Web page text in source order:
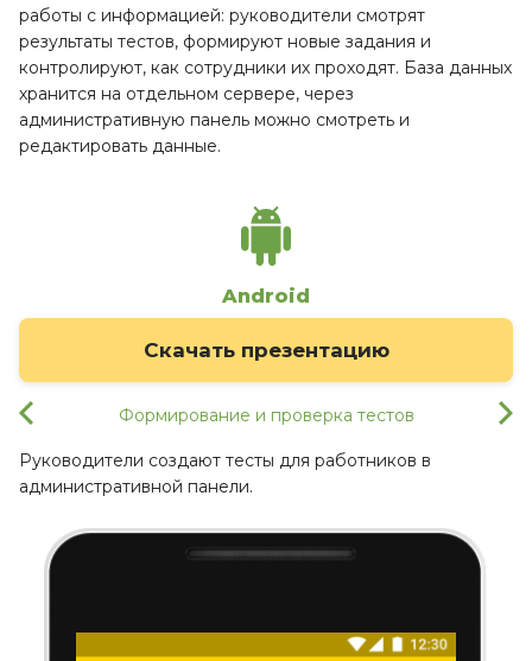
работы с информацией: руководители смотрят
результаты тестов, формируют новые задания и
контролируют, как сотрудники их проходят. База данных
хранится на отдельном сервере, через
административную панель можно смотреть и
редактировать данные.
Android
Скачать презентацию
Формирование и проверка тестов
Руководители создают тесты для работников в
административной панели.